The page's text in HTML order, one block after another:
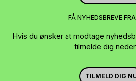
FÅ NYHEDSBREVE
Hvis du ønsker at modtage
tilmelde dig
TILMELD DIG NU